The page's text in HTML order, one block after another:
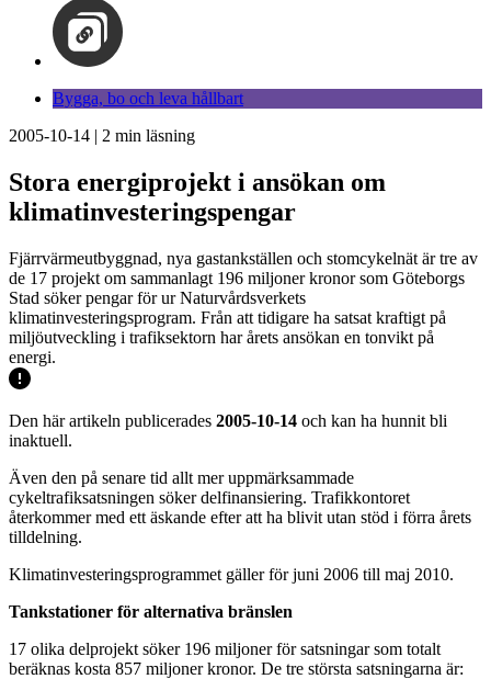
Bygga, bo och leva hållbart
2005-10-14 | 2 min läsning
Stora energiprojekt i ansökan om
klimatinvesteringspengar
Fjärrvärmeutbyggnad, nya gastankställen och stomcykelnät är tre av
de 17 projekt om sammanlagt 196 miljoner kronor som Göteborgs
Stad söker pengar för ur Naturvårdsverkets
klimatinvesteringsprogram. Från att tidigare ha satsat kraftigt på
miljöutveckling i trafiksektorn har årets ansökan en tonvikt på
energi.
Den här artikeln publicerades 2005-10-14 och kan ha hunnit bli
inaktuell.
Även den på senare tid allt mer uppmärksammade
cykeltrafiksatsningen söker delfinansiering. Trafikkontoret
återkommer med ett äskande efter att ha blivit utan stöd i förra årets
tilldelning.
Klimatinvesteringsprogrammet gäller för juni 2006 till maj 2010.
Tankstationer för alternativa bränslen
17 olika delprojekt söker 196 miljoner för satsningar som totalt
beräknas kosta 857 miljoner kronor. De tre största satsningarna är: